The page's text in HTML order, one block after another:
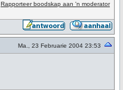
Rapporteer boodskap aan 'n moderator
Ma., 23 Februarie 2004 23:53